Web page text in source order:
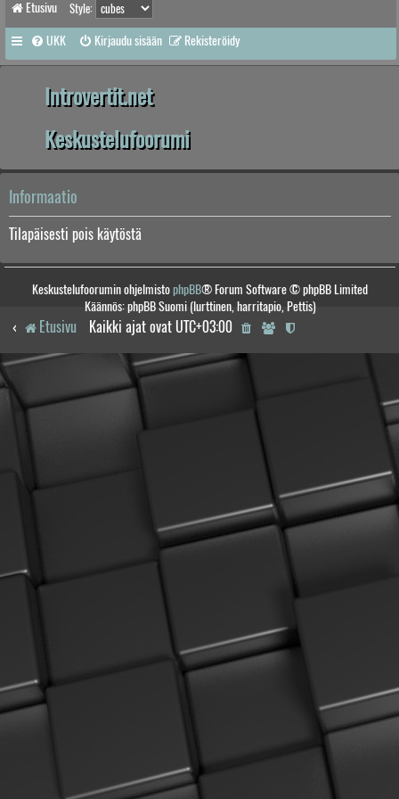
Etusivu Style:
UKK Kirjaudu sisään Rekisteröidy
Introvertit.net
Keskustelufoorumi
Informaatio
Tilapäisesti pois käytöstä
Keskustelufoorumin ohjelmistophpBB® Forum Software © phpBB Limited
Käännös: phpBB Suomi (lurttinen, harritapio, Pettis)
Etusivu Kaikki ajat ovat UTC+03:00